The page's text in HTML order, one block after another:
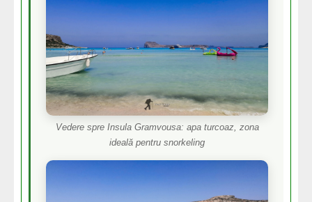
Vedere spre Insula Gramvousa: apa turcoaz, zona
ideală pentru snorkeling